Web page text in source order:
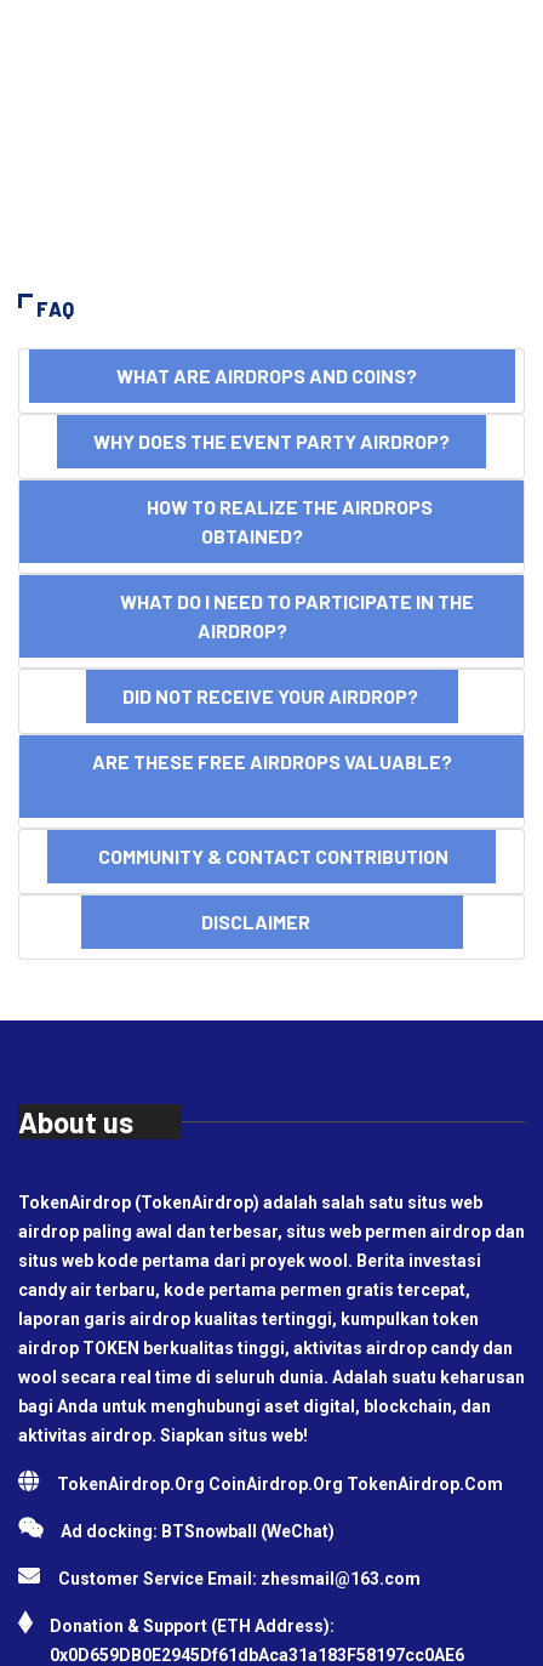
FAQ
WHAT ARE AIRDROPS AND COINS?
WHY DOES THE EVENT PARTY AIRDROP?
HOW TO REALIZE THE AIRDROPS
OBTAINED?
WHAT DO I NEED TO PARTICIPATE IN THE
AIRDROP?
DID NOT RECEIVE YOUR AIRDROP?
ARE THESE FREE AIRDROPS VALUABLE?
COMMUNITY & CONTACT CONTRIBUTION
DISCLAIMER
About us
TokenAirdrop (TokenAirdrop) adalah salah satu situs web
airdrop paling awal dan terbesar, situs web permen airdrop dan
situs web kode pertama dari proyek wool. Berita investasi
candy air terbaru, kode pertama permen gratis tercepat,
laporan garis airdrop kualitas tertinggi, kumpulkan token
airdrop TOKEN berkualitas tinggi, aktivitas airdrop candy dan
wool secara real time di seluruh dunia. Adalah suatu keharusan
bagi Anda untuk menghubungi aset digital, blockchain, dan
aktivitas airdrop. Siapkan situs web!
TokenAirdrop.Org CoinAirdrop.Org TokenAirdrop.Com
Ad docking: BTSnowball (WeChat)
Customer Service Email: zhesmail@163.com
Donation & Support (ETH Address):
0x0D659DB0E2945Df61dbAca31a183F58197cc0AE6